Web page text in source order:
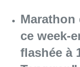
Marathon
ce week-
flashée à